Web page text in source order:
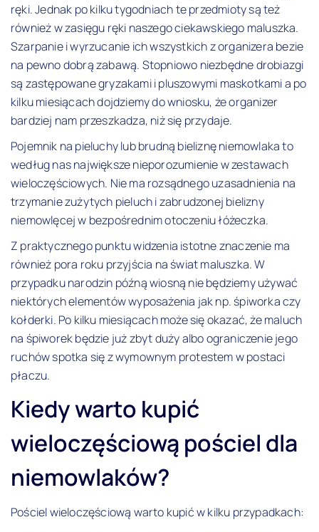
ręki. Jednak po kilku tygodniach te przedmioty są też
również w zasięgu ręki naszego ciekawskiego maluszka.
Szarpanie i wyrzucanie ich wszystkich z organizera bezie
na pewno dobrą zabawą. Stopniowo niezbędne drobiazgi
są zastępowane gryzakami i pluszowymi maskotkami a po
kilku miesiącach dojdziemy do wniosku, że organizer
bardziej nam przeszkadza, niż się przydaje.
Pojemnik na pieluchy lub brudną bieliznę niemowlaka to
według nas największe nieporozumienie w zestawach
wieloczęściowych. Nie ma rozsądnego uzasadnienia na
trzymanie zużytych pieluch i zabrudzonej bielizny
niemowlęcej w bezpośrednim otoczeniu łóżeczka.
Z praktycznego punktu widzenia istotne znaczenie ma
również pora roku przyjścia na świat maluszka. W
przypadku narodzin późną wiosną nie będziemy używać
niektórych elementów wyposażenia jak np. śpiworka czy
kołderki. Po kilku miesiącach może się okazać, że maluch
na śpiworek będzie już zbyt duży albo ograniczenie jego
ruchów spotka się z wymownym protestem w postaci
płaczu.
Kiedy warto kupić
wieloczęściową pościel dla
niemowlaków?
Pościel wieloczęściową warto kupić w kilku przypadkach: